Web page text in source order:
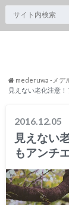
mederuwa -メデ
見えない老化注意
2016.12.05
見えない
もアンチ